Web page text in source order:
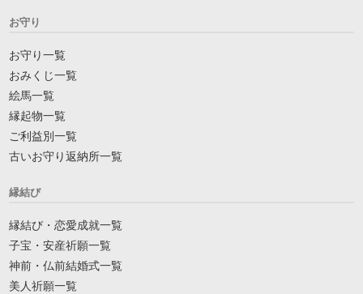
お守り
お守り一覧
おみくじ一覧
絵馬一覧
縁起物一覧
ご利益別一覧
古いお守り返納所一覧
縁結び
縁結び・恋愛成就一覧
子宝・安産祈願一覧
神前・仏前結婚式一覧
美人祈願一覧